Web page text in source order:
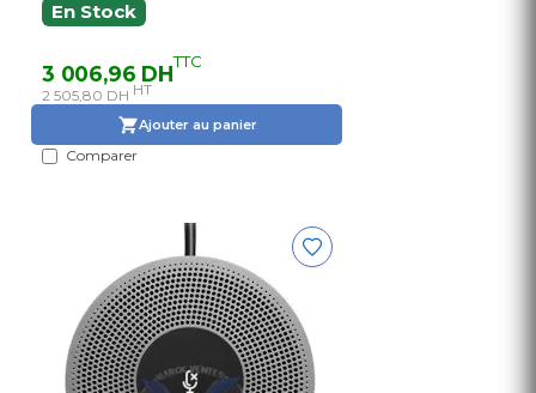
En Stock
3 006,96 DHTTC
2 505,80 DH HT
Ajouter au panier
Comparer